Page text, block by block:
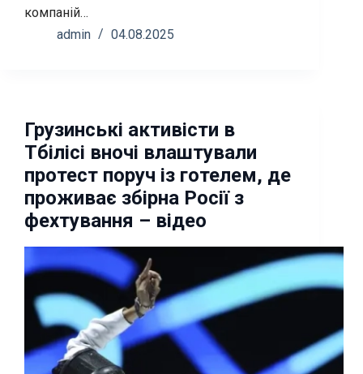
компаній…
admin
04.08.2025
Грузинські активісти в
Тбілісі вночі влаштували
протест поруч із готелем, де
проживає збірна Росії з
фехтування – відео